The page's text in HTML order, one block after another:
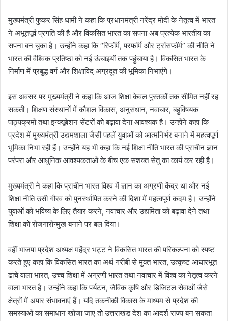
मुख्यमंत्री पुष्कर सिंह धामी ने कहा कि प्रधानमंत्री नरेंद्र मोदी के नेतृत्व में भारत
ने अभूतपूर्व प्रगति की है और विकसित भारत का सपना अब प्रत्येक भारतीय का
सपना बन चुका है। उन्होंने कहा कि “रिफॉर्म, परफॉर्म और ट्रांसफॉर्म” की नीति ने
भारत की वैश्विक प्रतिष्ठा को नई ऊंचाइयों तक पहुंचाया है। विकसित भारत के
निर्माण में प्रबुद्ध वर्ग और शिक्षाविद् अग्रदूत की भूमिका निभाएंगे।
इस अवसर पर मुख्यमंत्री ने कहा कि आज शिक्षा केवल पुस्तकों तक सीमित नहीं रह
सकती। शिक्षण संस्थानों में कौशल विकास, अनुसंधान, नवाचार, बहुविषयक
पाठ्यक्रमों तथा इन्क्यूबेशन सेंटरों को बढ़ावा देना आवश्यक है। उन्होंने कहा कि
प्रदेश में मुख्यमंत्री उद्यमशाला जैसी पहलें युवाओं को आत्मनिर्भर बनाने में महत्वपूर्ण
भूमिका निभा रही हैं। उन्होंने यह भी कहा कि नई शिक्षा नीति भारत की प्राचीन ज्ञान
परंपरा और आधुनिक आवश्यकताओं के बीच एक सशक्त सेतु का कार्य कर रही है।
मुख्यमंत्री ने कहा कि प्राचीन भारत विश्व में ज्ञान का अग्रणी केंद्र था और नई
शिक्षा नीति उसी गौरव को पुनर्स्थापित करने की दिशा में महत्वपूर्ण कदम है। उन्होंने
युवाओं को भविष्य के लिए तैयार करने, नवाचार और उद्यमिता को बढ़ावा देने तथा
शिक्षा को रोजगारोन्मुख बनाने पर बल दिया।
वहीं भाजपा प्रदेश अध्यक्ष महेंद्र भट्ट ने विकसित भारत की परिकल्पना को स्पष्ट
करते हुए कहा कि विकसित भारत का अर्थ गरीबी से मुक्त भारत, उत्कृष्ट आधारभूत
ढांचे वाला भारत, उच्च शिक्षा में अग्रणी भारत तथा नवाचार में विश्व का नेतृत्व करने
वाला भारत है। उन्होंने कहा कि पर्यटन, जैविक कृषि और डिजिटल सेवाओं जैसे
क्षेत्रों में अपार संभावनाएं हैं। यदि तकनीकी विकास के माध्यम से प्रदेश की
समस्याओं का समाधान खोजा जाए तो उत्तराखंड देश का आदर्श राज्य बन सकता